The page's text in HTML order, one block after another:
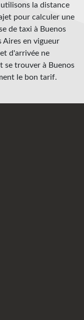
la distance
pour calculer une
de taxi à Buenos
Aires en vigueur
d'arrivée ne
se trouver à Buenos
le bon tarif.